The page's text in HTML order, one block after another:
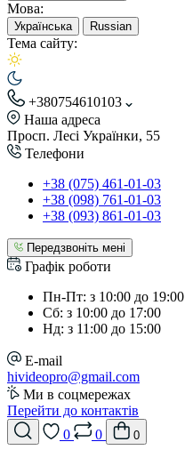
Мова:
Українська Russian
Тема сайту:
+380754610103
Наша адреса
Просп. Лесі Українки, 55
Телефони
+38 (075) 461-01-03
+38 (098) 761-01-03
+38 (093) 861-01-03
Передзвоніть мені
Графік роботи
Пн-Пт: з 10:00 до 19:00
Сб: з 10:00 до 17:00
Нд: з 11:00 до 15:00
E-mail
hivideopro@gmail.com
Ми в соцмережах
Перейти до контактів
0
0 0